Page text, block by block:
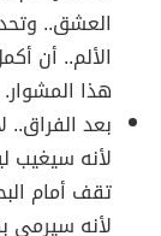
العشق..
الألم.. أن
هذا المشوار.
بعد الفراق..
لأنه سيغيب
تقف أمام
لأنه سيرمي